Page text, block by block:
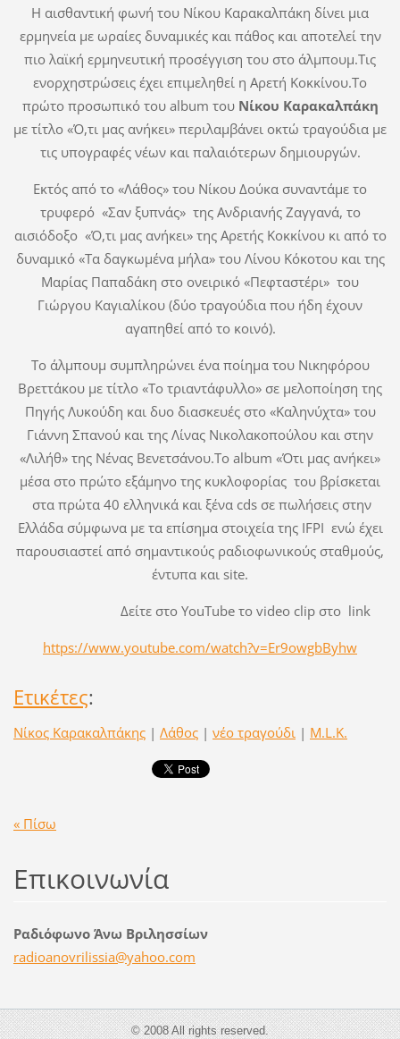
Η αισθαντική φωνή του Νίκου Καρακαλπάκη δίνει μια
ερμηνεία με ωραίες δυναμικές και πάθος και αποτελεί την
πιο λαϊκή ερμηνευτική προσέγγιση του στο άλμπουμ.Τις
ενορχηστρώσεις έχει επιμεληθεί η Αρετή Κοκκίνου.Το
πρώτο προσωπικό του album του Νίκου Καρακαλπάκη
με τίτλο «Ό,τι μας ανήκει» περιλαμβάνει οκτώ τραγούδια με
τις υπογραφές νέων και παλαιότερων δημιουργών.
Εκτός από το «Λάθος» του Νίκου Δούκα συναντάμε το
τρυφερό «Σαν ξυπνάς» της Ανδριανής Ζαγγανά, το
αισιόδοξο «Ό,τι μας ανήκει» της Αρετής Κοκκίνου κι από το
δυναμικό «Τα δαγκωμένα μήλα» του Λίνου Κόκοτου και της
Μαρίας Παπαδάκη στο ονειρικό «Πεφταστέρι» του
Γιώργου Καγιαλίκου (δύο τραγούδια που ήδη έχουν
αγαπηθεί από το κοινό).
Το άλμπουμ συμπληρώνει ένα ποίημα του Νικηφόρου
Βρεττάκου με τίτλο «Το τριαντάφυλλο» σε μελοποίηση της
Πηγής Λυκούδη και δυο διασκευές στο «Καληνύχτα» του
Γιάννη Σπανού και της Λίνας Νικολακοπούλου και στην
«Λιλήθ» της Νένας Βενετσάνου.Το album «Ότι μας ανήκει»
μέσα στο πρώτο εξάμηνο της κυκλοφορίας του βρίσκεται
στα πρώτα 40 ελληνικά και ξένα cds σε πωλήσεις στην
Ελλάδα σύμφωνα με τα επίσημα στοιχεία της IFPI ενώ έχει
παρουσιαστεί από σημαντικούς ραδιοφωνικούς σταθμούς,
έντυπα και site.
Δείτε στο ΥouΤube το video clip στο link
https://www.youtube.com/watch?v=Er9owgbByhw
Ετικέτες:
Νίκος Καρακαλπάκης | Λάθος | νέο τραγούδι | M.L.K.
« Πίσω
Επικοινωνία
Ραδιόφωνο Άνω Βριλησσίων
radioanovrilissia@yahoo.com
© 2008 All rights reserved.